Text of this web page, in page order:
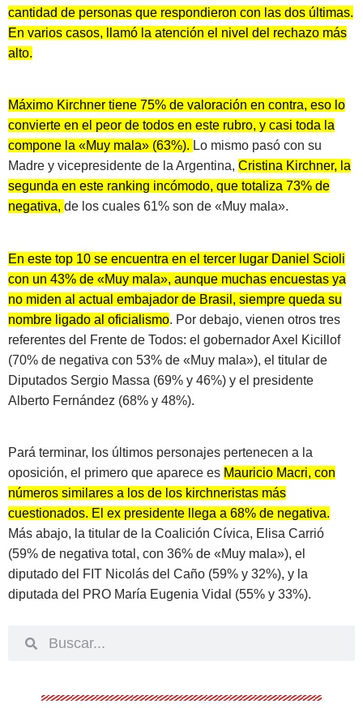
cantidad de personas que respondieron con las dos últimas.
En varios casos, llamó la atención el nivel del rechazo más
alto.
Máximo Kirchner tiene 75% de valoración en contra, eso lo
convierte en el peor de todos en este rubro, y casi toda la
compone la «Muy mala» (63%). Lo mismo pasó con su
Madre y vicepresidente de la Argentina, Cristina Kirchner, la
segunda en este ranking incómodo, que totaliza 73% de
negativa, de los cuales 61% son de «Muy mala».
En este top 10 se encuentra en el tercer lugar Daniel Scioli
con un 43% de «Muy mala», aunque muchas encuestas ya
no miden al actual embajador de Brasil, siempre queda su
nombre ligado al oficialismo. Por debajo, vienen otros tres
referentes del Frente de Todos: el gobernador Axel Kicillof
(70% de negativa con 53% de «Muy mala»), el titular de
Diputados Sergio Massa (69% y 46%) y el presidente
Alberto Fernández (68% y 48%).
Pará terminar, los últimos personajes pertenecen a la
oposición, el primero que aparece es Mauricio Macri, con
números similares a los de los kirchneristas más
cuestionados. El ex presidente llega a 68% de negativa.
Más abajo, la titular de la Coalición Cívica, Elisa Carrió
(59% de negativa total, con 36% de «Muy mala»), el
diputado del FIT Nicolás del Caño (59% y 32%), y la
diputada del PRO María Eugenia Vidal (55% y 33%).